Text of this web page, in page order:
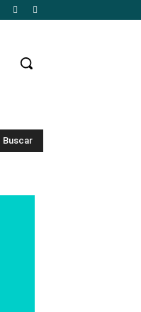
Buscar